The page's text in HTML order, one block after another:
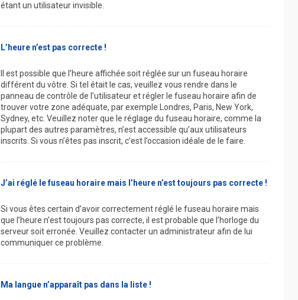
étant un utilisateur invisible.
L’heure n’est pas correcte !
Il est possible que l’heure affichée soit réglée sur un fuseau horaire
différent du vôtre. Si tel était le cas, veuillez vous rendre dans le
panneau de contrôle de l’utilisateur et régler le fuseau horaire afin de
trouver votre zone adéquate, par exemple Londres, Paris, New York,
Sydney, etc. Veuillez noter que le réglage du fuseau horaire, comme la
plupart des autres paramètres, n’est accessible qu’aux utilisateurs
inscrits. Si vous n’êtes pas inscrit, c’est l’occasion idéale de le faire.
J’ai réglé le fuseau horaire mais l’heure n’est toujours pas correcte !
Si vous êtes certain d’avoir correctement réglé le fuseau horaire mais
que l’heure n’est toujours pas correcte, il est probable que l’horloge du
serveur soit erronée. Veuillez contacter un administrateur afin de lui
communiquer ce problème.
Ma langue n’apparaît pas dans la liste !